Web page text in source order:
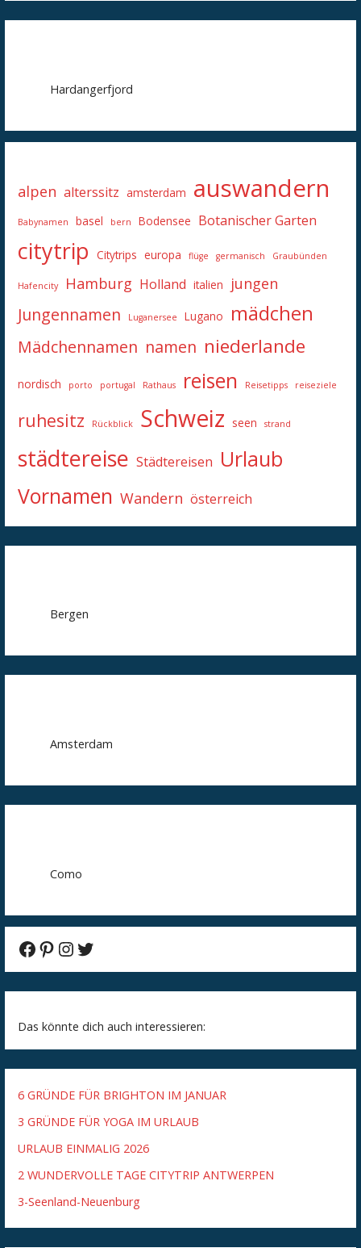
Hardangerfjord
alpen alterssitz amsterdam auswandern
Babynamen basel bern Bodensee Botanischer Garten
citytrip Citytrips europa flüge germanisch Graubünden
Hafencity Hamburg Holland italien jungen
Jungennamen Luganersee Lugano mädchen
Mädchennamen namen niederlande
nordisch porto portugal Rathaus reisen Reisetipps reiseziele
ruhesitz Rückblick Schweiz seen strand
städtereise Städtereisen Urlaub
Vornamen Wandern österreich
Bergen
Amsterdam
Como
Facebook
Pinterest
Instagram
Twitter
Das könnte dich auch interessieren:
6 GRÜNDE FÜR BRIGHTON IM JANUAR
3 GRÜNDE FÜR YOGA IM URLAUB
URLAUB EINMALIG 2026
2 WUNDERVOLLE TAGE CITYTRIP ANTWERPEN
3-Seenland-Neuenburg